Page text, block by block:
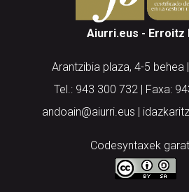
Aiurri.eus - Erroitz
Arantzibia plaza, 4-5 behea
Tel.: 943 300 732 | Faxa:
andoain@aiurri.eus |
Codesyntaxek